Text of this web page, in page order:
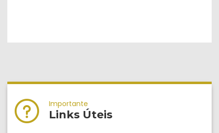
Importante
Links Úteis